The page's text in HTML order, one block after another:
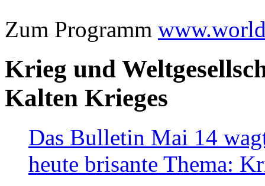
Zum Programm
Krieg und
Kalten Krieges
Das Bulletin Mai 14
heute brisante Thema: